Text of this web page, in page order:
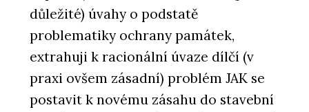
důležité) úvahy o podstatě
problematiky ochrany památek,
extrahuji k racionální úvaze dílčí (v
praxi ovšem zásadní) problém JAK se
postavit k novému zásahu do stavební